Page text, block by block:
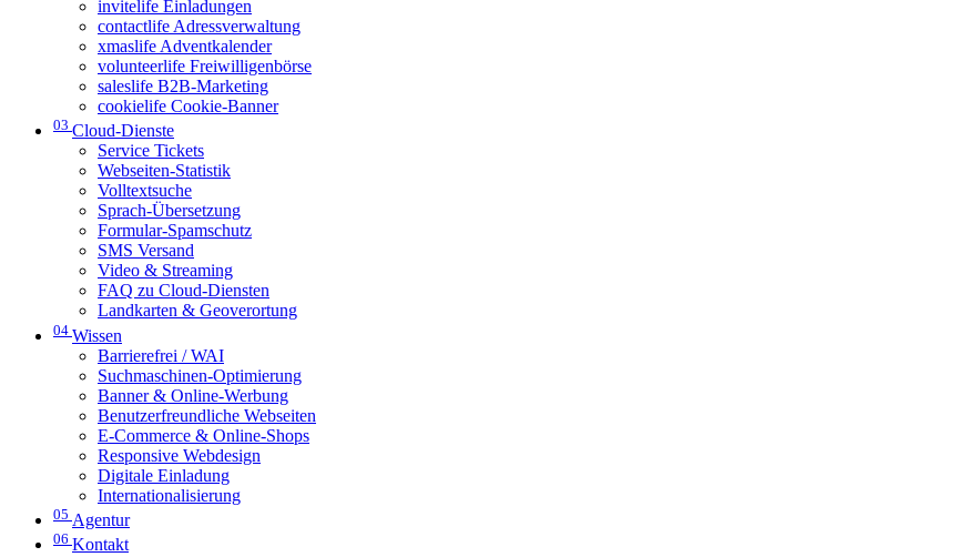
invitelife Einladungen
contactlife Adressverwaltung
xmaslife Adventkalender
volunteerlife Freiwilligenbörse
saleslife B2B-Marketing
cookielife Cookie-Banner
03 Cloud-Dienste
Service Tickets
Webseiten-Statistik
Volltextsuche
Sprach-Übersetzung
Formular-Spamschutz
SMS Versand
Video & Streaming
FAQ zu Cloud-Diensten
Landkarten & Geoverortung
04 Wissen
Barrierefrei / WAI
Suchmaschinen-Optimierung
Banner & Online-Werbung
Benutzerfreundliche Webseiten
E-Commerce & Online-Shops
Responsive Webdesign
Digitale Einladung
Internationalisierung
05 Agentur
06 Kontakt